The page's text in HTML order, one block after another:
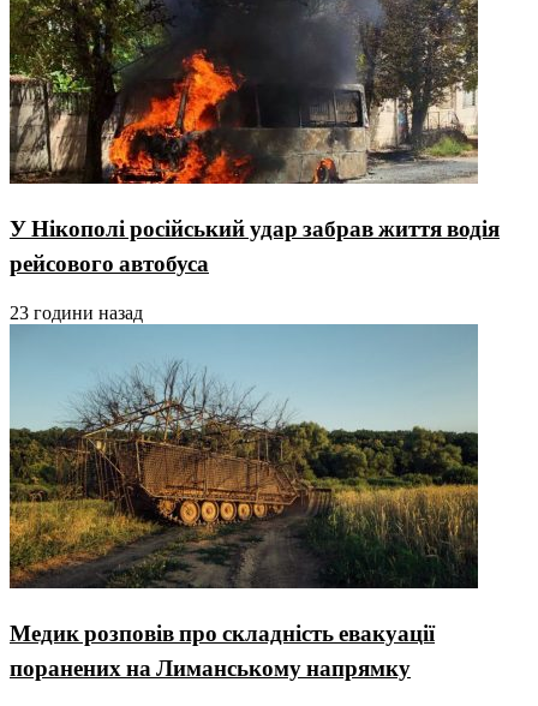
У Нікополі російський удар забрав життя водія
рейсового автобуса
23 години назад
Медик розповів про складність евакуації
поранених на Лиманському напрямку